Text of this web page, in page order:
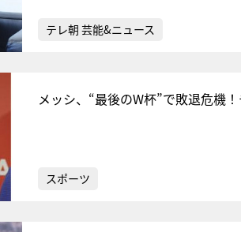
テレ朝 芸能&ニュース
メッシ、“最後のW杯”で敗退危機
スポーツ